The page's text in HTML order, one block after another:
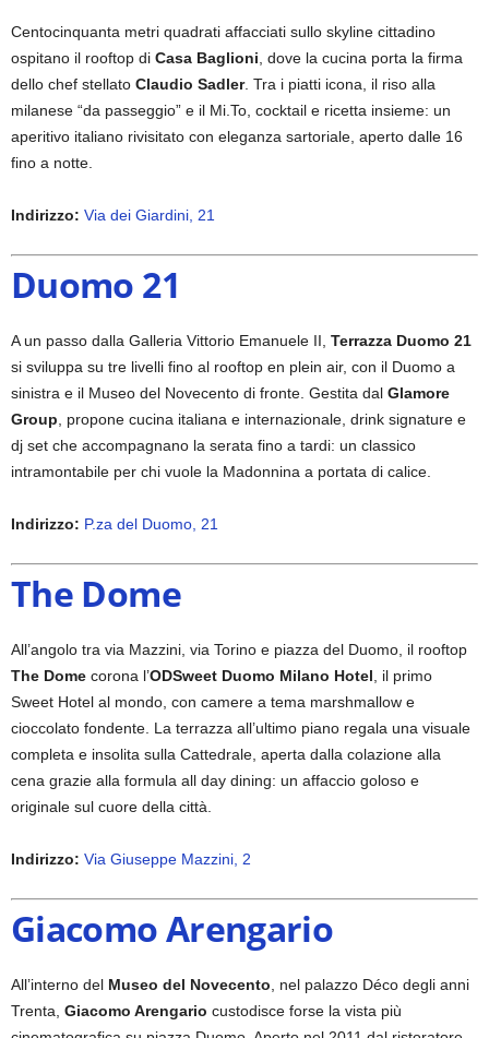
Centocinquanta metri quadrati affacciati sullo skyline cittadino
ospitano il rooftop di Casa Baglioni , dove la cucina porta la firma
dello chef stellato Claudio Sadler. Tra i piatti icona, il riso alla
milanese “da passeggio” e il Mi.To, cocktail e ricetta insieme: un
aperitivo italiano rivisitato con eleganza sartoriale, aperto dalle 16
fino a notte.
Indirizzo: Via dei Giardini, 21
Duomo 21
A un passo dalla Galleria Vittorio Emanuele II, Terrazza Duomo 21
si sviluppa su tre livelli fino al rooftop en plein air, con il Duomo a
sinistra e il Museo del Novecento di fronte. Gestita dal Glamore
Group , propone cucina italiana e internazionale, drink signature e
dj set che accompagnano la serata fino a tardi: un classico
intramontabile per chi vuole la Madonnina a portata di calice.
Indirizzo: P.za del Duomo, 21
The Dome
All’angolo tra via Mazzini, via Torino e piazza del Duomo, il rooftop
The Dome corona l’ODSweet Duomo Milano Hotel , il primo
Sweet Hotel al mondo, con camere a tema marshmallow e
cioccolato fondente. La terrazza all’ultimo piano regala una visuale
completa e insolita sulla Cattedrale, aperta dalla colazione alla
cena grazie alla formula all day dining: un affaccio goloso e
originale sul cuore della città.
Indirizzo: Via Giuseppe Mazzini, 2
Giacomo Arengario
All’interno del Museo del Novecento , nel palazzo Déco degli anni
Trenta, Giacomo Arengario custodisce forse la vista più